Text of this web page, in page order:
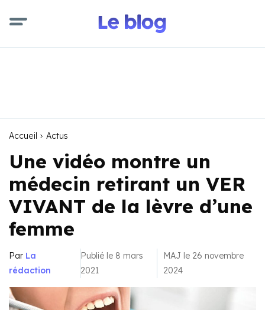
Accueil Actus
Une vidéo montre un
médecin retirant un VER
VIVANT de la lèvre d’une
femme
Par La
rédaction
Publié le 8 mars
2021
MAJ le 26 novembre
2024